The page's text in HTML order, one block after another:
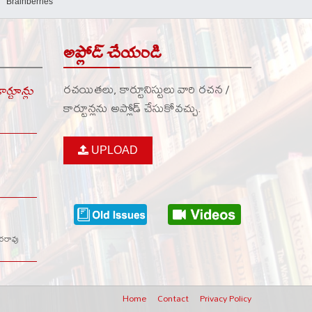
అప్లోడ్ చేయండి
రచయితలు, కార్టూనిస్టులు వారి రచన /
కార్టూన్లను అప్లోడ్ చేసుకోవచ్చు.
UPLOAD
Home Contact Privacy Policy